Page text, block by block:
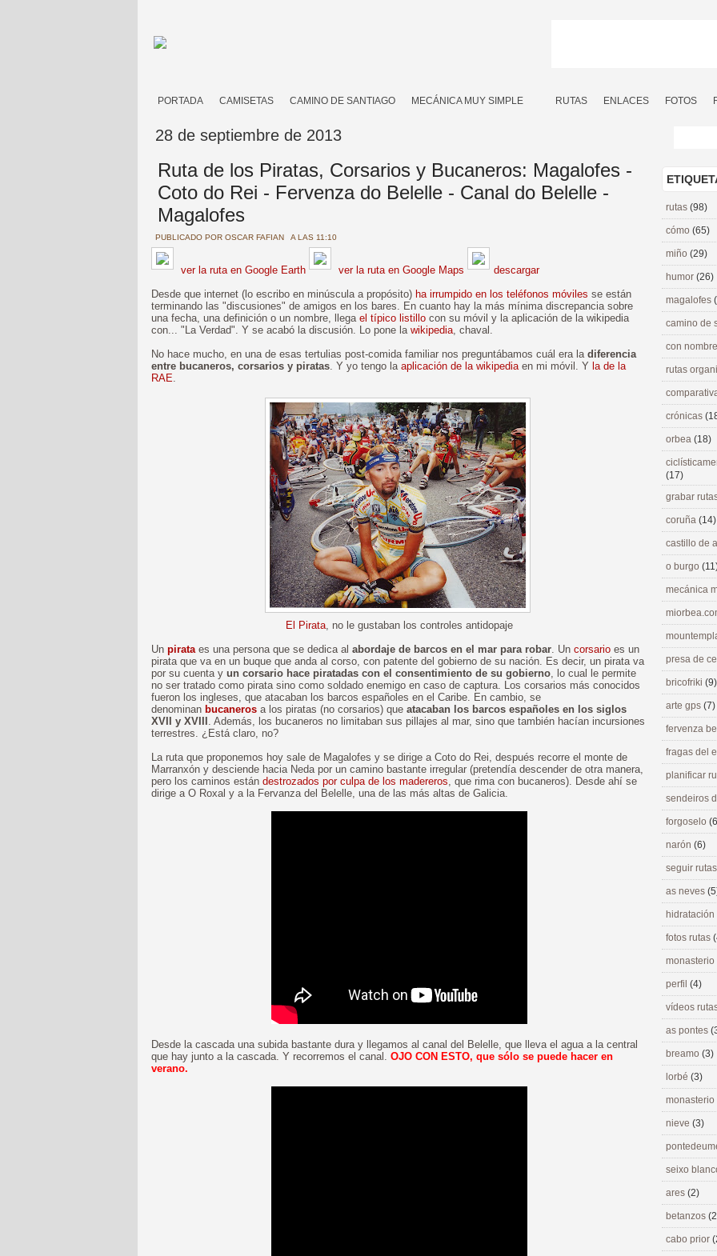
PORTADA CAMISETAS CAMINO DE SANTIAGO MECÁNICA MUY SIMPLE RUTAS ENLACES FOTOS
28 de septiembre de 2013
Ruta de los Piratas, Corsarios y Bucaneros: Magalofes -
Coto do Rei - Fervenza do Belelle - Canal do Belelle -
Magalofes
PUBLICADO POR OSCAR FAFIAN A LAS 11:10
ver la ruta en Google Earth ver la ruta en Google Maps
descargar
Desde que internet (lo escribo en minúscula a propósito) ha irrumpido en los teléfonos móviles se están
terminando las "discusiones" de amigos en los bares. En cuanto hay la más mínima discrepancia sobre
una fecha, una definición o un nombre, llega el típico listillo con su móvil y la aplicación de la wikipedia
con... "La Verdad". Y se acabó la discusión. Lo pone la wikipedia, chaval.
No hace mucho, en una de esas tertulias post-comida familiar nos preguntábamos cuál era la diferencia
entre bucaneros, corsarios y piratas. Y yo tengo la aplicación de la wikipediaen mi móvil. Y la de la
RAE.
El Pirata, no le gustaban los controles antidopaje
Un pirataes una persona que se dedica al abordaje de barcos en el mar para robar. Un corsario es un
pirata que va en un buque que anda al corso, con patente del gobierno de su nación. Es decir, un pirata va
por su cuenta y un corsario hace piratadas con el consentimiento de su gobierno, lo cual le permite
no ser tratado como pirata sino como soldado enemigo en caso de captura. Los corsarios más conocidos
fueron los ingleses, que atacaban los barcos españoles en el Caribe. En cambio, se
denominan bucaneros a los piratas (no corsarios) que atacaban los barcos españoles en los siglos
XVII y XVIII . Además, los bucaneros no limitaban sus pillajes al mar, sino que también hacían incursiones
terrestres. ¿Está claro, no?
La ruta que proponemos hoy sale de Magalofes y se dirige a Coto do Rei, después recorre el monte de
Marranxón y desciende hacia Neda por un camino bastante irregular (pretendía descender de otra manera,
pero los caminos están destrozados por culpa de los madereros, que rima con bucaneros). Desde ahí se
dirige a O Roxal y a la Fervanza del Belelle, una de las más altas de Galicia.
Desde la cascada una subida bastante dura y llegamos al canal del Belelle, que lleva el agua a la central
que hay junto a la cascada. Y recorremos el canal. OJO CON ESTO, que sólo se puede hacer en
verano.
rutas (98)
cómo (65)
miño (29)
humor (26)
magalofes
camino de
con
rutas
crónicas
orbea (18)
(17)
grabar
coruña (14)
castillo de
o burgo
mecánica
presa de
bricofriki (9)
arte gps (7)
fervenza
fragas del
planificar
sendeiros
forgoselo
narón (6)
seguir
as neves
hidratación
fotos rutas
perfil (4)
vídeos
as pontes
breamo (3)
lorbé (3)
nieve (3)
seixo
ares (2)
betanzos
cabo prior